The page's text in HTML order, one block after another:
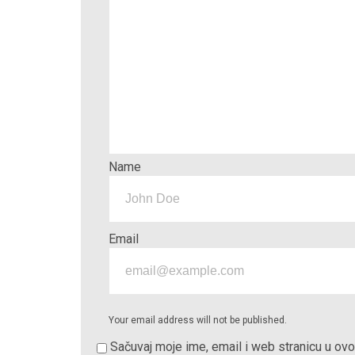
Name
Email
Your email address will not be published.
Sačuvaj moje ime, email i web stranicu u